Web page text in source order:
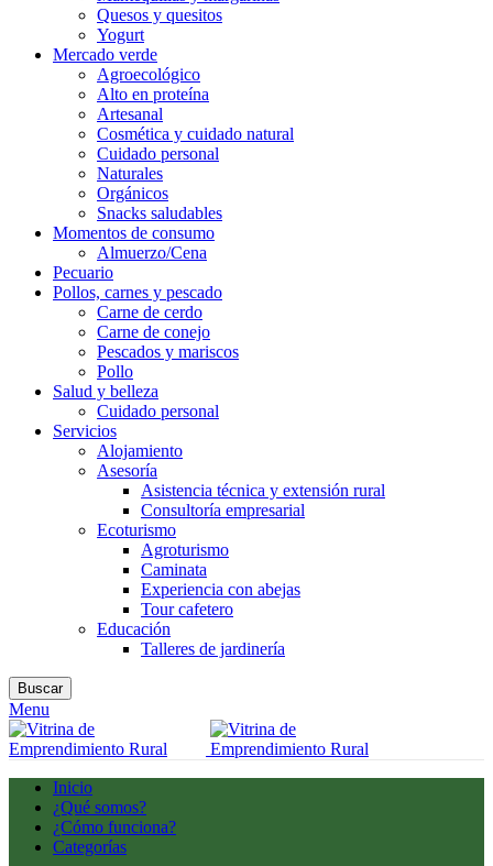
Quesos y quesitos
Yogurt
Mercado verde
Agroecológico
Alto en proteína
Artesanal
Cosmética y cuidado natural
Cuidado personal
Naturales
Orgánicos
Snacks saludables
Momentos de consumo
Almuerzo/Cena
Pecuario
Pollos, carnes y pescado
Carne de cerdo
Carne de conejo
Pescados y mariscos
Pollo
Salud y belleza
Cuidado personal
Servicios
Alojamiento
Asesoría
Asistencia técnica y extensión rural
Consultoría empresarial
Ecoturismo
Agroturismo
Caminata
Experiencia con abejas
Tour cafetero
Educación
Talleres de jardinería
Buscar
Menu
Inicio
¿Qué somos?
¿Cómo funciona?
Categorías